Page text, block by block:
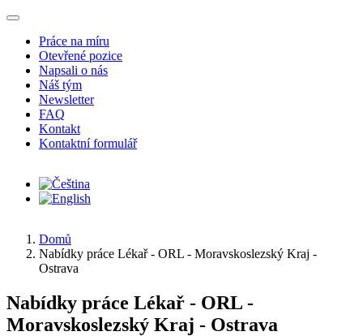
Přejít k hlavnímu obsahu
Práce na míru
Otevřené pozice
Napsali o nás
Náš tým
Newsletter
FAQ
Kontakt
Kontaktní formulář
Domů
Nabídky práce Lékař - ORL - Moravskoslezský Kraj -
Ostrava
Nabídky práce Lékař - ORL -
Moravskoslezský Kraj - Ostrava